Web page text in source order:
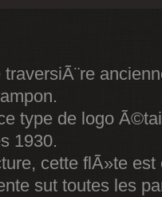
type de logo
1930.
cette flÃ»te est
sut toutes les